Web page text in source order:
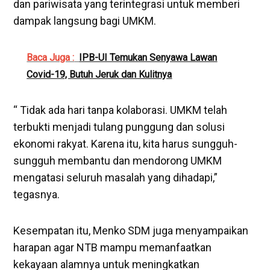
dan pariwisata yang terintegrasi untuk memberi
dampak langsung bagi UMKM.
Baca Juga :
IPB-UI Temukan Senyawa Lawan
Covid-19, Butuh Jeruk dan Kulitnya
“ Tidak ada hari tanpa kolaborasi. UMKM telah
terbukti menjadi tulang punggung dan solusi
ekonomi rakyat. Karena itu, kita harus sungguh-
sungguh membantu dan mendorong UMKM
mengatasi seluruh masalah yang dihadapi,”
tegasnya.
Kesempatan itu, Menko SDM juga menyampaikan
harapan agar NTB mampu memanfaatkan
kekayaan alamnya untuk meningkatkan